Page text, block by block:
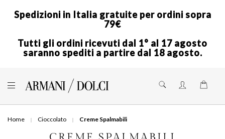
Spedizioni in Italia gratuite per ordini sopra
79€
Tutti gli ordini ricevuti dal 1° al 17 agosto
saranno spediti a partire dal 18 agosto.
Home Cioccolato Creme Spalmabili